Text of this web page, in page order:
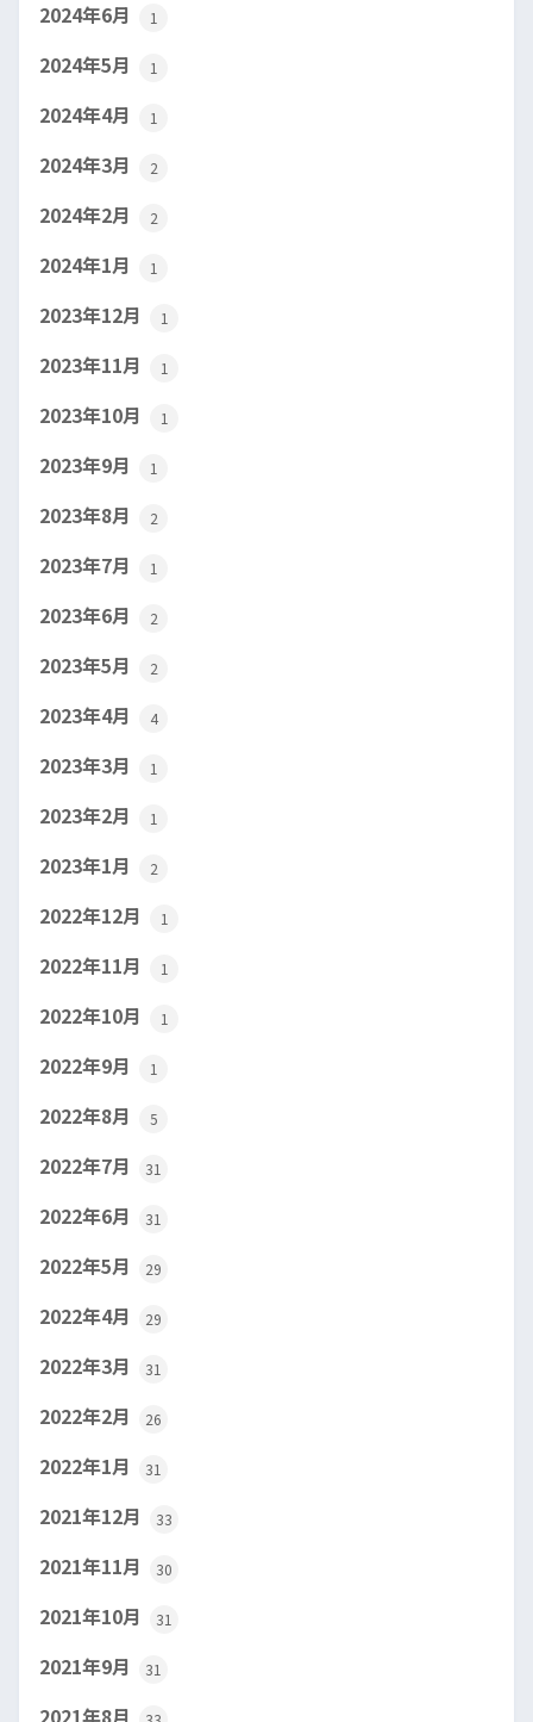
2024年6月 1
2024年5月 1
2024年4月 1
2024年3月 2
2024年2月 2
2024年1月 1
2023年12月 1
2023年11月 1
2023年10月 1
2023年9月 1
2023年8月 2
2023年7月 1
2023年6月 2
2023年5月 2
2023年4月 4
2023年3月 1
2023年2月 1
2023年1月 2
2022年12月 1
2022年11月 1
2022年10月 1
2022年9月 1
2022年8月 5
2022年7月 31
2022年6月 31
2022年5月 29
2022年4月 29
2022年3月 31
2022年2月 26
2022年1月 31
2021年12月 33
2021年11月 30
2021年10月 31
2021年9月 31